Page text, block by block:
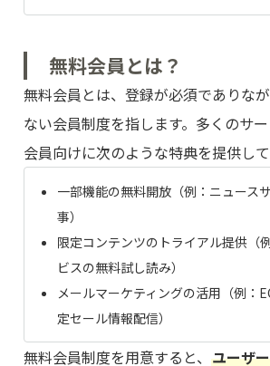
無料会員とは？
無料会員とは、登録が必須でありな
ない会員制度を指します。多くのサ
会員向けに次のような特典を提供して
一部機能の無料開放（例：ニュース
事）
限定コンテンツのトライアル提供（
ビスの無料試し読み）
メールマーケティングの活用（例：
定セール情報配信）
無料会員制度を用意すると、ユーザ